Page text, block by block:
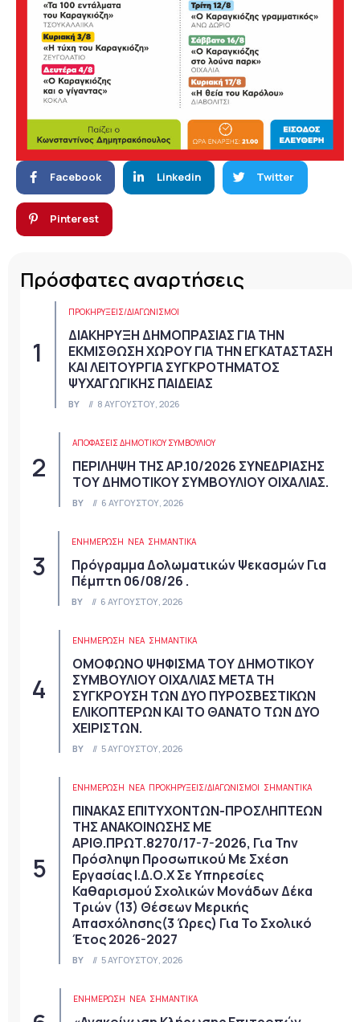
Facebook Linkedin Twitter
Pinterest
Πρόσφατες αναρτήσεις
ΠΡΟΚΗΡΎΞΕΙΣ/ΔΙΑΓΩΝΙΣΜΟΊ
ΔΙΑΚΗΡΥΞΗ ΔΗΜΟΠΡΑΣΙΑΣ ΓΙΑ ΤΗΝ
ΕΚΜΙΣΘΩΣΗ ΧΩΡΟΥ ΓΙΑ ΤΗΝ ΕΓΚΑΤΑΣΤΑΣΗ
ΚΑΙ ΛΕΙΤΟΥΡΓΙΑ ΣΥΓΚΡΟΤΗΜΑΤΟΣ
ΨΥΧΑΓΩΓΙΚΗΣ ΠΑΙΔΕΙΑΣ
BY 8 ΑΥΓΟΎΣΤΟΥ, 2026
ΑΠΟΦΆΣΕΙΣ ΔΗΜΟΤΙΚΟΎ ΣΥΜΒΟΥΛΊΟΥ
ΠΕΡΙΛΗΨΗ ΤΗΣ ΑΡ.10/2026 ΣΥΝΕΔΡΙΑΣΗΣ
ΤΟΥ ΔΗΜΟΤΙΚΟΥ ΣΥΜΒΟΥΛΙΟΥ ΟΙΧΑΛΙΑΣ.
BY 6 ΑΥΓΟΎΣΤΟΥ, 2026
ΕΝΗΜΕΡΩΣΗ ΝΈΑ ΣΗΜΑΝΤΙΚΆ
Πρόγραμμα Δολωματικών Ψεκασμών Για
Πέμπτη 06/08/26 .
BY 6 ΑΥΓΟΎΣΤΟΥ, 2026
ΕΝΗΜΕΡΩΣΗ ΝΈΑ ΣΗΜΑΝΤΙΚΆ
ΟΜΟΦΩΝΟ ΨΗΦΙΣΜΑ ΤΟΥ ΔΗΜΟΤΙΚΟΥ
ΣΥΜΒΟΥΛΙΟΥ ΟΙΧΑΛΙΑΣ ΜΕΤΑ ΤΗ
ΣΥΓΚΡΟΥΣΗ ΤΩΝ ΔΥΟ ΠΥΡΟΣΒΕΣΤΙΚΩΝ
ΕΛΙΚΟΠΤΕΡΩΝ ΚΑΙ ΤΟ ΘΑΝΑΤΟ ΤΩΝ ΔΥΟ
ΧΕΙΡΙΣΤΩΝ.
BY 5 ΑΥΓΟΎΣΤΟΥ, 2026
ΕΝΗΜΕΡΩΣΗ ΝΈΑ ΠΡΟΚΗΡΎΞΕΙΣ/ΔΙΑΓΩΝΙΣΜΟΊ ΣΗΜΑΝΤΙΚΆ
ΠΙΝΑΚΑΣ ΕΠΙΤΥΧΟΝΤΩΝ-ΠΡΟΣΛΗΠΤΕΩΝ
ΤΗΣ ΑΝΑΚΟΙΝΩΣΗΣ ΜΕ
ΑΡΙΘ.ΠΡΩΤ.8270/17-7-2026, Για Την
Πρόσληψη Προσωπικού Με Σχέση
Εργασίας Ι.Δ.Ο.Χ Σε Υπηρεσίες
Καθαρισμού Σχολικών Μονάδων Δέκα
Τριών (13) Θέσεων Μερικής
Απασχόλησης(3 Ώρες) Για Το Σχολικό
Έτος 2026-2027
BY 5 ΑΥΓΟΎΣΤΟΥ, 2026
ΕΝΗΜΕΡΩΣΗ ΝΈΑ ΣΗΜΑΝΤΙΚΆ